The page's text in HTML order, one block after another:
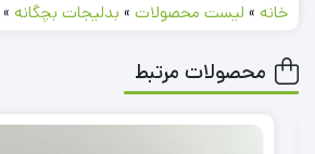
خانه » لیست محصولات » بدلیجات بچگانه »
محصولات مرتبط